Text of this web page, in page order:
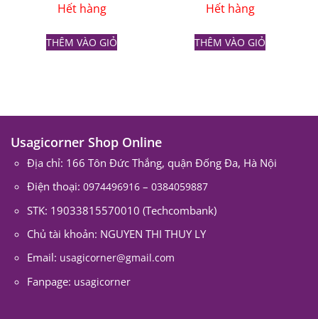
Hết hàng
THÊM VÀO GIỎ
Hết hàng
THÊM VÀO GIỎ
Usagicorner Shop Online
Địa chỉ: 166 Tôn Đức Thắng, quận Đống Đa, Hà Nội
Điện thoại: 0974496916 – 0384059887
STK: 19033815570010 (Techcombank)
Chủ tài khoản: NGUYEN THI THUY LY
Email: usagicorner@gmail.com
Fanpage: usagicorner